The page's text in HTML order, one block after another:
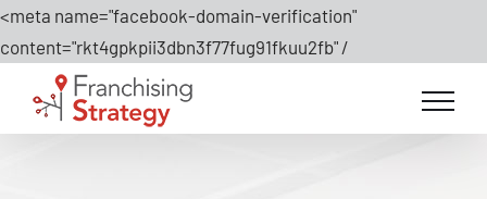
<meta name="facebook-domain-verification"
content="rkt4gpkpii3dbn3f77fug91fkuu2fb" /
contenuto